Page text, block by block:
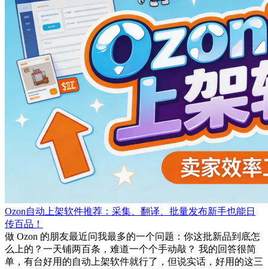
Ozon自动上架软件推荐：采集、翻译、批量发布新手也能日
传百品！
做 Ozon 的朋友最近问我最多的一个问题：你这批新品到底怎
么上的？一天铺两百条，难道一个个手动敲？ 我的回答很简
单，有台好用的自动上架软件就行了，但说实话，好用的这三